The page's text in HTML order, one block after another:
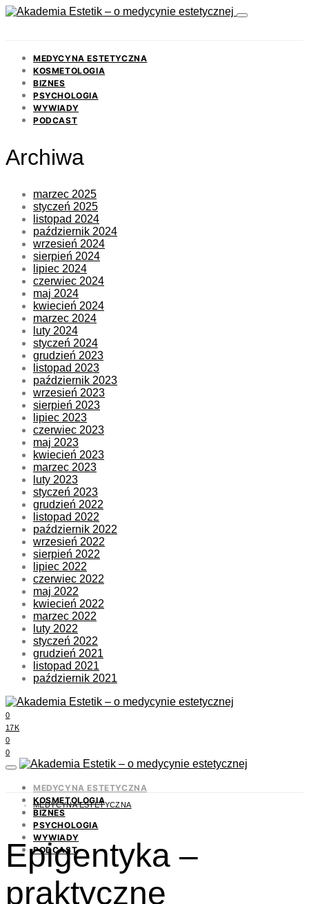
MEDYCYNA ESTETYCZNA
KOSMETOLOGIA
BIZNES
PSYCHOLOGIA
WYWIADY
PODCAST
Archiwa
marzec 2025
styczeń 2025
listopad 2024
październik 2024
wrzesień 2024
sierpień 2024
lipiec 2024
czerwiec 2024
maj 2024
kwiecień 2024
marzec 2024
luty 2024
styczeń 2024
grudzień 2023
listopad 2023
październik 2023
wrzesień 2023
sierpień 2023
lipiec 2023
czerwiec 2023
maj 2023
kwiecień 2023
marzec 2023
luty 2023
styczeń 2023
grudzień 2022
listopad 2022
październik 2022
wrzesień 2022
sierpień 2022
lipiec 2022
czerwiec 2022
maj 2022
kwiecień 2022
marzec 2022
luty 2022
styczeń 2022
grudzień 2021
listopad 2021
październik 2021
0
17K
0
0
MEDYCYNA ESTETYCZNA
KOSMETOLOGIA
BIZNES
PSYCHOLOGIA
WYWIADY
PODCAST
MEDYCYNA ESTETYCZNA
Epigentyka –
praktyczne